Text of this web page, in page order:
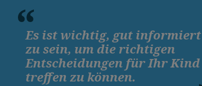
Es ist wichtig, gut informiert
zu sein, um die richtigen
Entscheidungen für Ihr Kind
treffen zu können.